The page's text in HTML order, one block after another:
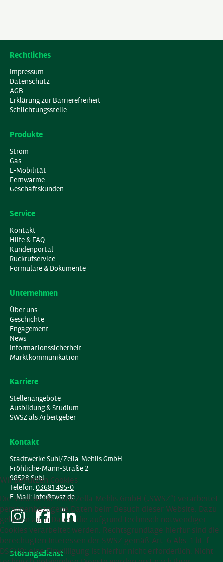
Rechtliches
Impressum
Datenschutz
AGB
Erklärung zur Barrierefreiheit
Schlichtungsstelle
Produkte
Strom
Gas
E-Mobilität
Fernwärme
Geschäftskunden
Service
Kontakt
Hilfe & FAQ
Kundenportal
Rückrufservice
Formulare & Dokumente
Unternehmen
Über uns
Geschichte
Engagement
News
Informationssicherheit
Marktkommunikation
Karriere
Stellenangebote
Ausbildung & Studium
SWSZ als Arbeitgeber
Kontakt
Stadtwerke Suhl/Zella-Mehlis GmbH
Fröhliche-Mann-Straße 2
98528 Suhl
Telefon:03681 495-0
E-Mail:info@swsz.de
Störungsdienst
Wir benutzen Cookies
Die Stadtwerke Suhl/Zella-Mehlis GmbH („SWSZ“) verarbeitet
personenbezogene Daten beim Besuch dieser Website. Dazu
gehören auch Daten, die aufgrund technisch notwendiger
Cookies verarbeitet werden. Rechtsgrundlage hierfür sind die
berechtigten Interessen der SWSZ gemäß Art. 6 Abs. 1 lit. f
DSGVO; eine Einwilligung ist hierfür nicht erforderlich. Nicht